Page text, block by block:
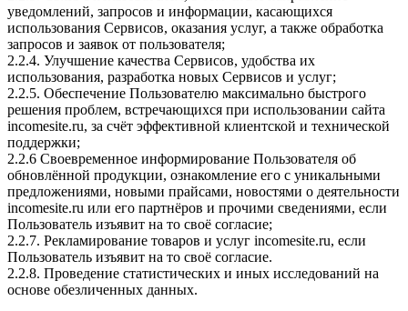
уведомлений, запросов и информации, касающихся
использования Сервисов, оказания услуг, а также обработка
запросов и заявок от пользователя;
2.2.4. Улучшение качества Сервисов, удобства их
использования, разработка новых Сервисов и услуг;
2.2.5. Обеспечение Пользователю максимально быстрого
решения проблем, встречающихся при использовании сайта
incomesite.ru, за счёт эффективной клиентской и технической
поддержки;
2.2.6 Своевременное информирование Пользователя об
обновлённой продукции, ознакомление его с уникальными
предложениями, новыми прайсами, новостями о деятельности
incomesite.ru или его партнёров и прочими сведениями, если
Пользователь изъявит на то своё согласие;
2.2.7. Рекламирование товаров и услуг incomesite.ru, если
Пользователь изъявит на то своё согласие.
2.2.8. Проведение статистических и иных исследований на
основе обезличенных данных.